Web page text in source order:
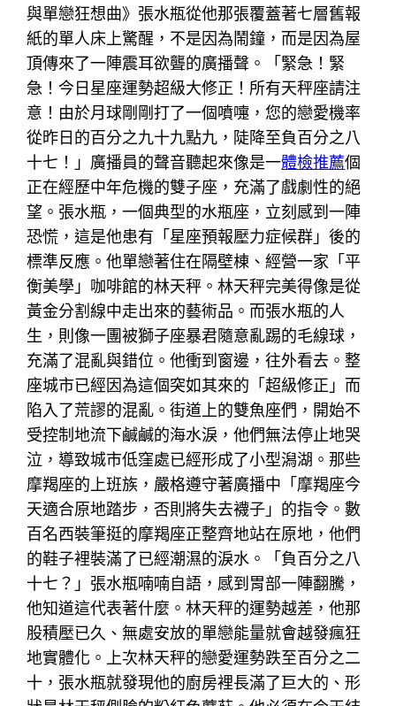
與單戀狂想曲》張水瓶從他那張覆蓋著七層舊報
紙的單人床上驚醒，不是因為鬧鐘，而是因為屋
頂傳來了一陣震耳欲聾的廣播聲。「緊急！緊
急！今日星座運勢超級大修正！所有天秤座請注
意！由於月球剛剛打了一個噴嚏，您的戀愛機率
從昨日的百分之九十九點九，陡降至負百分之八
十七！」廣播員的聲音聽起來像是一體檢推薦個
正在經歷中年危機的雙子座，充滿了戲劇性的絕
望。張水瓶，一個典型的水瓶座，立刻感到一陣
恐慌，這是他患有「星座預報壓力症候群」後的
標準反應。他單戀著住在隔壁棟、經營一家「平
衡美學」咖啡館的林天秤。林天秤完美得像是從
黃金分割線中走出來的藝術品。而張水瓶的人
生，則像一團被獅子座暴君隨意亂踢的毛線球，
充滿了混亂與錯位。他衝到窗邊，往外看去。整
座城市已經因為這個突如其來的「超級修正」而
陷入了荒謬的混亂。街道上的雙魚座們，開始不
受控制地流下鹹鹹的海水淚，他們無法停止地哭
泣，導致城市低窪處已經形成了小型潟湖。那些
摩羯座的上班族，嚴格遵守著廣播中「摩羯座今
天適合原地踏步，否則將失去襪子」的指令。數
百名西裝筆挺的摩羯座正整齊地站在原地，他們
的鞋子裡裝滿了已經潮濕的淚水。「負百分之八
十七？」張水瓶喃喃自語，感到胃部一陣翻騰，
他知道這代表著什麼。林天秤的運勢越差，他那
股積壓已久、無處安放的單戀能量就會越發瘋狂
地實體化。上次林天秤的戀愛運勢跌至百分之二
十，張水瓶就發現他的廚房裡長滿了巨大的、形